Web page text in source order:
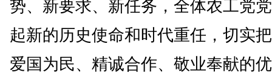
势、新要求、新任务，全体农工党
起新的历史使命和时代重任，切实
爱国为民、精诚合作、敬业奉献的